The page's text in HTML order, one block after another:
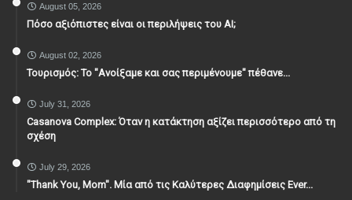
August 05, 2026
Πόσο αξιόπιστες είναι οι περιλήψεις του ΑΙ;
August 02, 2026
Τουρισμός: Το "Ανοίξαμε και σας περιμένουμε" πέθανε...
July 31, 2026
Casanova Complex: Όταν η κατάκτηση αξίζει περισσότερο από τη
σχέση
July 29, 2026
"Thank You, Mοm". Μία από τις Καλύτερες Διαφημίσεις Ever...